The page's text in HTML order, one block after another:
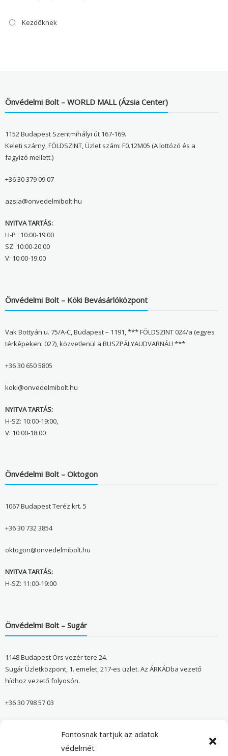
Fontosnak tartjuk az adatok
védelmét
Kezdőknek
Önvédelmi Bolt – WORLD MALL (Ázsia Center)
1152 Budapest Szentmihályi út 167-169.
Keleti szárny, FÖLDSZINT, Üzlet szám: F0.12M05 (A lottózó és a
fagyizó mellett.)
+36 30 379 09 07
azsia@onvedelmibolt.hu
NYITVA TARTÁS:
H-P : 10:00-19:00
SZ: 10:00-20:00
V: 10:00-19:00
Önvédelmi Bolt – Köki Bevásárlóközpont
Vak Bottyán u. 75/A-C, Budapest – 1191, *** FÖLDSZINT 024/a (egyes
térképeken: 027), közvetlenül a BUSZPÁLYAUDVARNÁL! ***
+36 30 650 5805
koki@onvedelmibolt.hu
NYITVA TARTÁS:
H-SZ: 10:00-19:00,
V: 10:00-18:00
Önvédelmi Bolt – Oktogon
1067 Budapest Teréz krt. 5
+36 30 732 3854
oktogon@onvedelmibolt.hu
NYITVA TARTÁS:
H-SZ: 11:00-19:00
Önvédelmi Bolt – Sugár
1148 Budapest Örs vezér tere 24.
Sugár Üzletközpont, 1. emelet, 217-es üzlet. Az ÁRKÁDba vezető
hídhoz vezető folyosón.
+36 30 798 57 03